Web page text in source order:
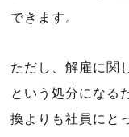
できます。
ただし、解雇に関
という処分になる
換よりも社員にと